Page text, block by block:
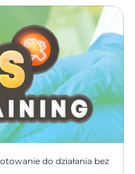
do działania bez